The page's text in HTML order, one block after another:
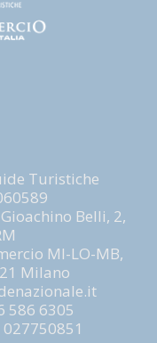
Turistiche
Belli, 2,
MI-LO-MB,
Milano
586 6305